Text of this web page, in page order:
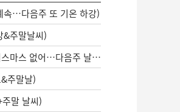
속…다음주 또 기온 하강)
&주말날씨)
날씨ON(올해 화이트크리스마스 없어…다음주 날씨는?)
주말날)
말 날씨)